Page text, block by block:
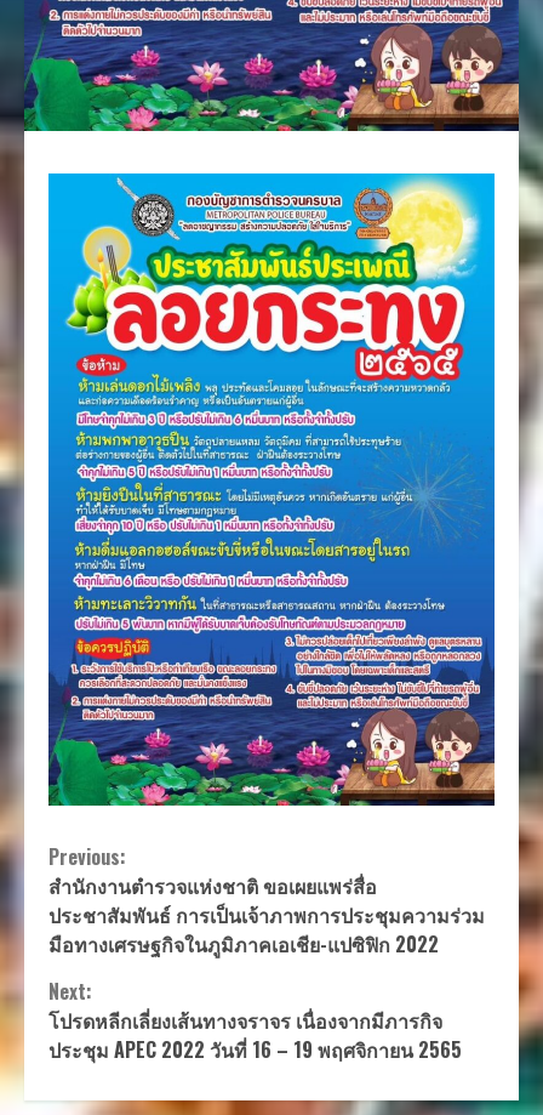
Continue
Reading
Previous:
สำนักงานตำรวจแห่งชาติ ขอเผยแพร่สื่อ
ประชาสัมพันธ์ การเป็นเจ้าภาพการประชุมความร่วม
มือทางเศรษฐกิจในภูมิภาคเอเชีย-แปซิฟิก 2022
Next:
โปรดหลีกเลี่ยงเส้นทางจราจร เนื่องจากมีภารกิจ
ประชุม APEC 2022 วันที่ 16 – 19 พฤศจิกายน 2565